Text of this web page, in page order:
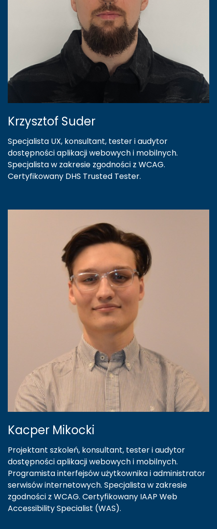
Krzysztof Suder
Specjalista UX, konsultant, tester i audytor
dostępności aplikacji webowych i mobilnych.
Specjalista w zakresie zgodności z WCAG.
Certyfikowany DHS Trusted Tester.
Kacper Mikocki
Projektant szkoleń, konsultant, tester i audytor
dostępności aplikacji webowych i mobilnych.
Programista interfejsów użytkownika i administrator
serwisów internetowych. Specjalista w zakresie
zgodności z WCAG. Certyfikowany IAAP Web
Accessibility Specialist (WAS).